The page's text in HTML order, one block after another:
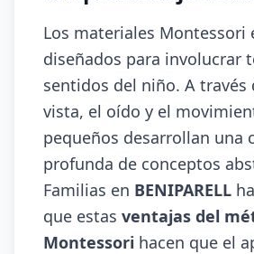
Los materiales Montessori
diseñados para involucrar
sentidos del niño. A través
vista, el oído y el
pequeños desarrollan una
profunda de conceptos
Familias en BENIPARELL
que estas ventajas del
Montessori hacen que el